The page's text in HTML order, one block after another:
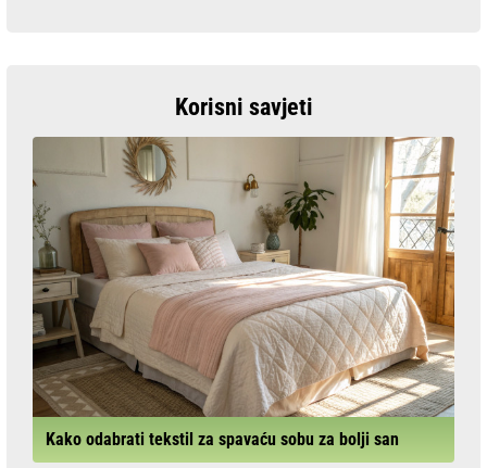
Korisni savjeti
Kako odabrati tekstil za spavaću sobu za bolji san